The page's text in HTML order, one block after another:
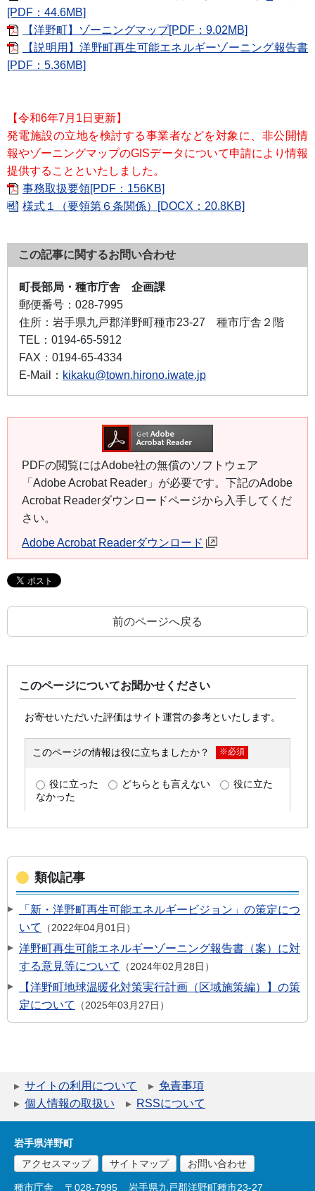
[PDF：44.6MB]
【洋野町】ゾーニングマップ[PDF：9.02MB]
【説明用】洋野町再生可能エネルギーゾーニング報告書
[PDF：5.36MB]
【令和6年7月1日更新】
発電施設の立地を検討する事業者などを対象に、非公開情
報やゾーニングマップのGISデータについて申請により情報
提供することといたしました。
事務取扱要領[PDF：156KB]
様式１（要領第６条関係）[DOCX：20.8KB]
この記事に関するお問い合わせ
町長部局・種市庁舎 企画課
郵便番号： 028-7995
住所： 岩手県九戸郡洋野町種市23-27 種市庁舎２階
TEL： 0194-65-5912
FAX： 0194-65-4334
E-Mail： kikaku@town.hirono.iwate.jp
PDFの閲覧にはAdobe社の無償のソフトウェア
「Adobe Acrobat Reader」が必要です。下記のAdobe
Acrobat Readerダウンロードページから入手してくだ
さい。
Adobe Acrobat Readerダウンロード
前のページへ戻る
このページについてお聞かせください
類似記事
「新・洋野町再生可能エネルギービジョン」の策定につ
いて
2022年04月01日
洋野町再生可能エネルギーゾーニング報告書（案）に対
する意見等について
2024年02月28日
【洋野町地球温暖化対策実行計画（区域施策編）】の策
定について
2025年03月27日
サイトの利用について
免責事項
個人情報の取扱い
RSSについて
岩手県洋野町
アクセスマップ
サイトマップ お問い合わせ
種市庁舎 〒028-7995 岩手県九戸郡洋野町種市23-27